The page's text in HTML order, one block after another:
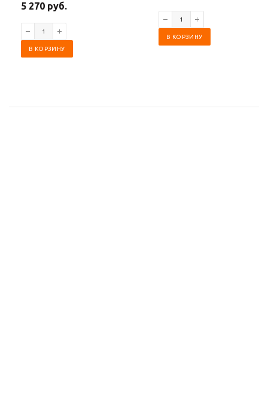
5 270 руб.
В КОРЗИНУ
В КОРЗИНУ